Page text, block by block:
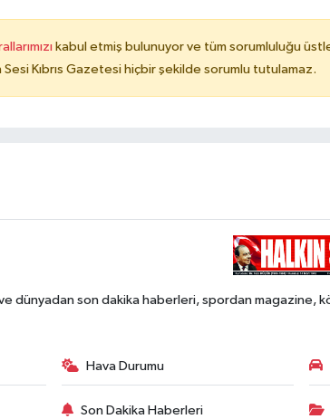
kabul etmiş bulunuyor ve tüm sorumluluğu
Sesi Kıbrıs Gazetesi hiçbir şekilde sorumlu tutulamaz.
ve dünyadan son dakika haberleri, spordan magazine,
Hava Durumu
Son Dakika Haberleri